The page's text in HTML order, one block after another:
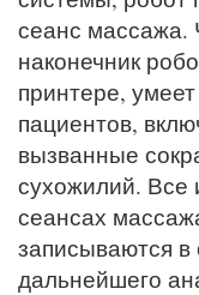
сеанс массажа.
наконечник
принтере,
пациентов,
вызванные
сухожилий.
сеансах
записываются
дальнейшего